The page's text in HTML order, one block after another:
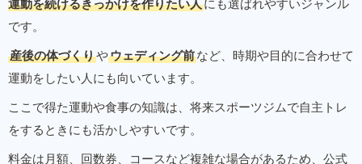
運動を続けるきっかけを作りたい人にも選ばれやすいジャンル
です。
産後の体づくりやウェディング前など、時期や目的に合わせて
運動をしたい人にも向いています。
ここで得た運動や食事の知識は、将来スポーツジムで自主トレ
をするときにも活かしやすいです。
料金は月額、回数券、コースなど複雑な場合があるため、公式